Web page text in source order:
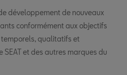
développement de nouveaux
conformément aux objectifs
temporels, qualitatifs et
et des autres marques du